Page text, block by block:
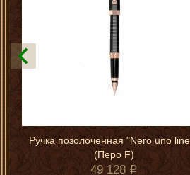
Ручка позолоченная "Nero uno
(Перо F)
49 128